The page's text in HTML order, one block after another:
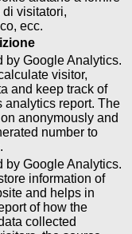
visitatori,
ecc.
by Google Analytics.
visitor,
and keep track of
analytics report. The
anonymously and
number to
by Google Analytics.
information of
and helps in
of how the
collected